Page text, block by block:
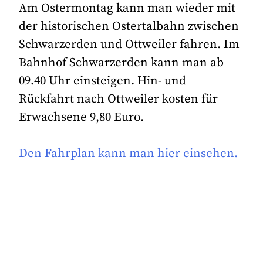
Am Ostermontag kann man wieder mit
der historischen Ostertalbahn zwischen
Schwarzerden und Ottweiler fahren. Im
Bahnhof Schwarzerden kann man ab
09.40 Uhr einsteigen. Hin- und
Rückfahrt nach Ottweiler kosten für
Erwachsene 9,80 Euro.
Den Fahrplan kann man hier einsehen.